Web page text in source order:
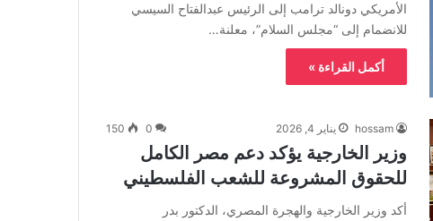
الأمريكي دونالد ترامب إلى الرئيس عبدالفتاح السيسي
للانضمام إلى “مجلس السلام”، معلنة…
أكمل القراءة »
hossam يناير 4, 2026 0
150
وزير الخارجية يؤكد دعم مصر الكامل
للحقوق المشروعة للشعب الفلسطيني
أكد وزير الخارجية والهجرة المصري، الدكتور بدر